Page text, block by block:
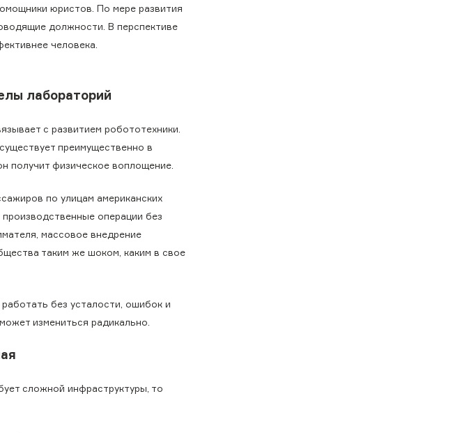
юристов. По мере развития
должности. В перспективе
человека.
лабораторий
с развитием робототехники.
преимущественно в
получит физическое воплощение.
по улицам американских
операции без
массовое внедрение
таким же шоком, каким в свое
без усталости, ошибок и
измениться радикально.
сложной инфраструктуры, то